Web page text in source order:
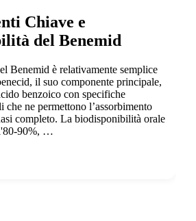
Chiave e
del Benemid
Benemid è relativamente semplice
il suo componente principale,
benzoico con specifiche
che ne permettono l’assorbimento
completo. La biodisponibilità orale
90%, …